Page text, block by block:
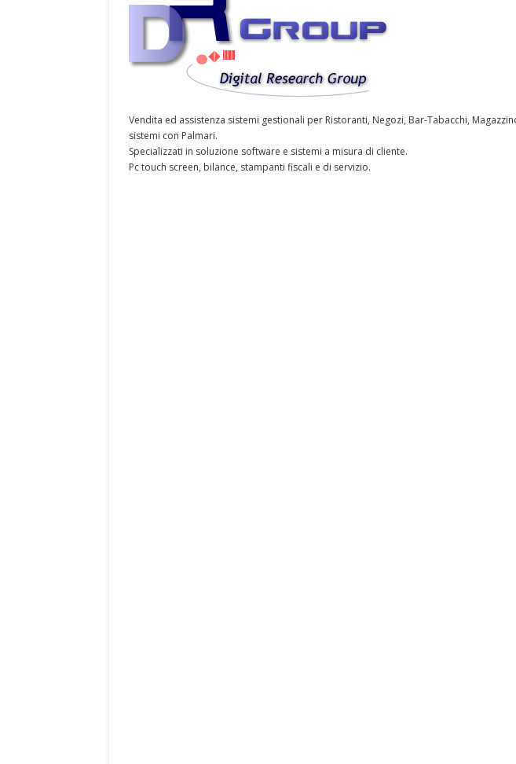
Vendita ed assistenza sistemi gestionali per Ristoranti, Negozi, Bar-Tabacchi,
sistemi con Palmari.
Specializzati in soluzione software e sistemi a misura di cliente.
Pc touch screen, bilance, stampanti fiscali e di servizio.